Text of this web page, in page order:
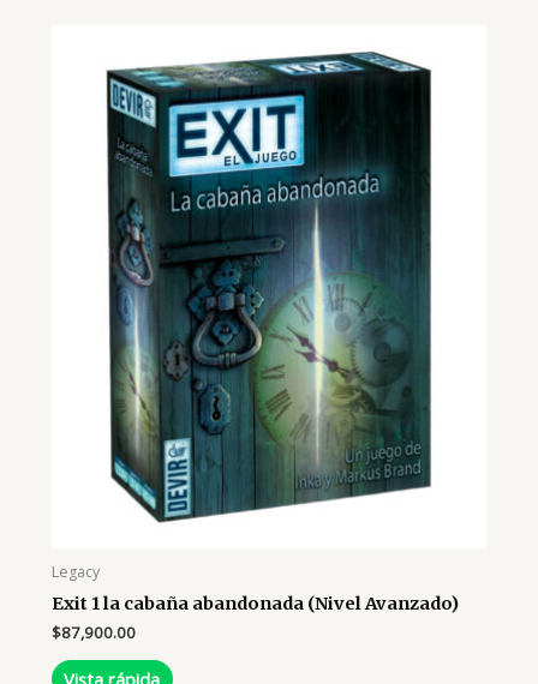
Legacy
Exit 1 la cabaña abandonada (Nivel Avanzado)
$87,900.00